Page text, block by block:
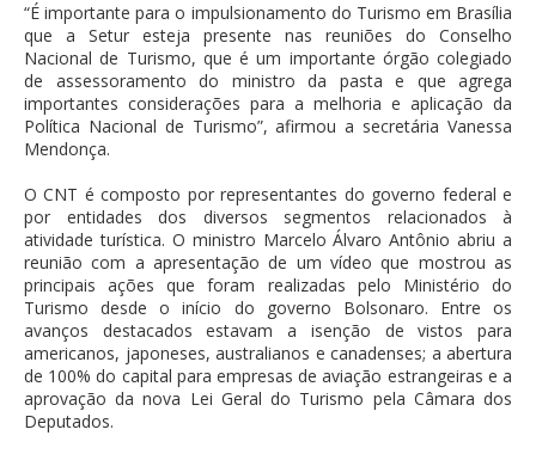
“É importante para o impulsionamento do Turismo em Brasília
que a Setur esteja presente nas reuniões do Conselho
Nacional de Turismo, que é um importante órgão colegiado
de assessoramento do ministro da pasta e que agrega
importantes considerações para a melhoria e aplicação da
Política Nacional de Turismo”, afirmou a secretária Vanessa
Mendonça.
O CNT é composto por representantes do governo federal e
por entidades dos diversos segmentos relacionados à
atividade turística. O ministro Marcelo Álvaro Antônio abriu a
reunião com a apresentação de um vídeo que mostrou as
principais ações que foram realizadas pelo Ministério do
Turismo desde o início do governo Bolsonaro. Entre os
avanços destacados estavam a isenção de vistos para
americanos, japoneses, australianos e canadenses; a abertura
de 100% do capital para empresas de aviação estrangeiras e a
aprovação da nova Lei Geral do Turismo pela Câmara dos
Deputados.